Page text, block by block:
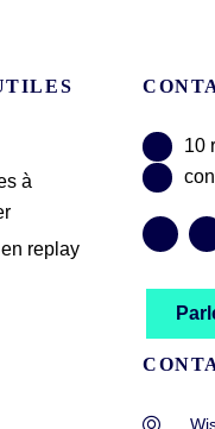
à
replay
10